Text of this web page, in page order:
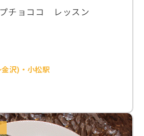
チョココ レッスン
沢)・小松駅